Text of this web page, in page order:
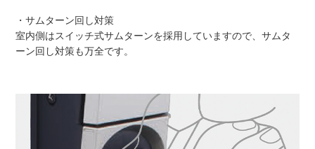
・サムターン回し対策
室内側はスイッチ式サムターンを採用していますので、サムタ
ーン回し対策も万全です。